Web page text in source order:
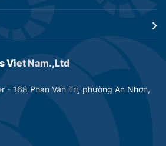
Viet Nam.,Ltd
- 168 Phan Văn Trị, phường An Nhơn,